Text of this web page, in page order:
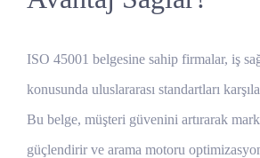
ISO 45001 belgesine sahip firmalar, iş
konusunda uluslararası standartları
Bu belge, müşteri güvenini artırarak
güçlendirir ve arama motoru